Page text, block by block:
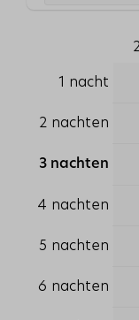
Verwarming
Brandblusser
Buiten
1 nacht
2 nachten
3 nachten
4 nachten
5 nachten
6 nachten